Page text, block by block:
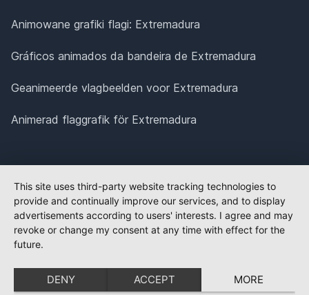
Animowane grafiki flagi: Extremadura
Gráficos animados da bandeira de Extremadura
Geanimeerde vlagbeelden voor Extremadura
Animerad flaggrafik för Extremadura
This site uses third-party website tracking technologies to
provide and continually improve our services, and to display
advertisements according to users' interests. I agree and may
revoke or change my consent at any time with effect for the
future.
DENY ACCEPT MORE